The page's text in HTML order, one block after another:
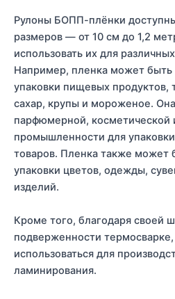
Рулоны БОПП-плёнки
размеров — от 10 см до 1,2
использовать их для
Например, пленка может быть
упаковки пищевых продуктов,
сахар, крупы и мороженое.
парфюмерной, косметической
промышленности для
товаров. Пленка также может
упаковки цветов, одежды,
изделий.
Кроме того, благодаря своей
подверженности
использоваться для
ламинирования.